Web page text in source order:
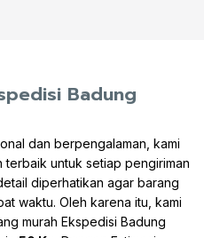
Badung
dan berpengalaman, kami
terbaik untuk setiap pengiriman
diperhatikan agar barang
waktu. Oleh karena itu, kami
murah Ekspedisi Badung